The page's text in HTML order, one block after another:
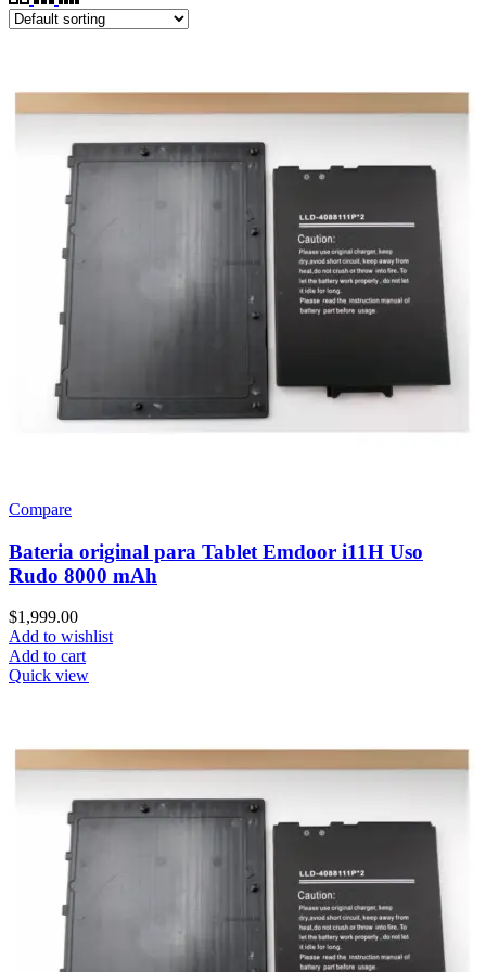
Compare
Bateria original para Tablet Emdoor i11H Uso
Rudo 8000 mAh
$1,999.00
Add to wishlist
Add to cart
Quick view